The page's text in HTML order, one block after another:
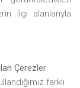
ilgi alanlarıyla
Çerezler
farklı